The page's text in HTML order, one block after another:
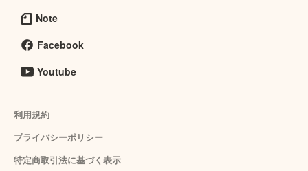
Note
Facebook
Youtube
利用規約
プライバシーポリシー
特定商取引法に基づく表示